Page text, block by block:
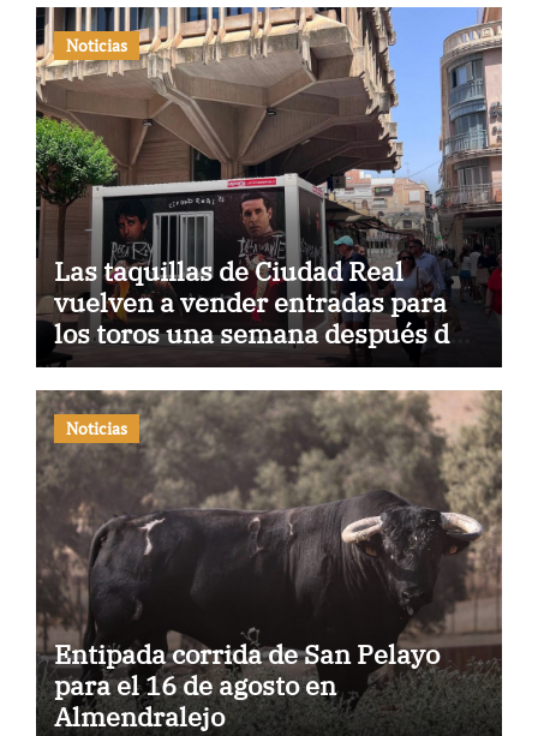
Noticias
Las taquillas de Ciudad Real
vuelven a vender entradas para
los toros una semana después de
haber sido atacadas
Noticias
Entipada corrida de San Pelayo
para el 16 de agosto en
Almendralejo